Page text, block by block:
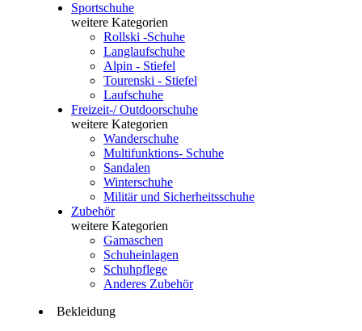
Sportschuhe
weitere Kategorien
Rollski -Schuhe
Langlaufschuhe
Alpin - Stiefel
Tourenski - Stiefel
Laufschuhe
Freizeit-/ Outdoorschuhe
weitere Kategorien
Wanderschuhe
Multifunktions- Schuhe
Sandalen
Winterschuhe
Militär und Sicherheitsschuhe
Zubehör
weitere Kategorien
Gamaschen
Schuheinlagen
Schuhpflege
Anderes Zubehör
Bekleidung